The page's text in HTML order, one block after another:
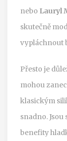
nebo Lauryl
skutečně
vypláchnout
Přesto je
mohou
klasickým
snadno.
benefity